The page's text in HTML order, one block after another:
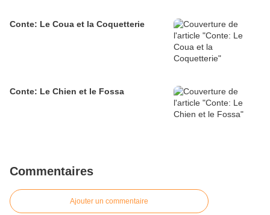
Conte: Le Coua et la Coquetterie
Conte: Le Chien et le Fossa
Commentaires
Ajouter un commentaire